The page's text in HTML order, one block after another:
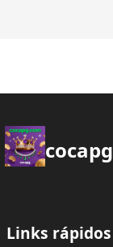
cocapg
Links rápidos